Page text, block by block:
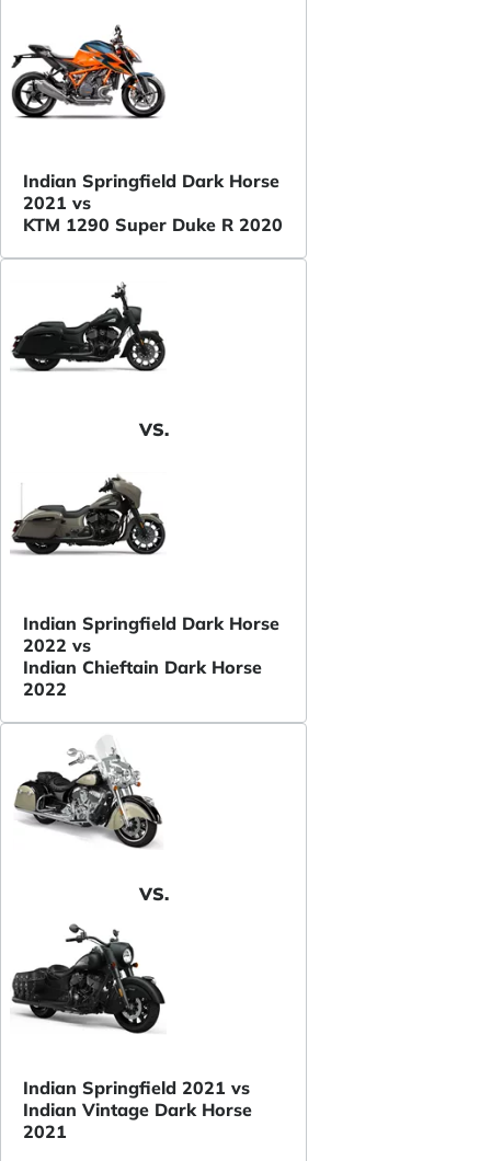
Indian Springfield Dark Horse
2021 vs
KTM 1290 Super Duke R 2020
VS.
Indian Springfield Dark Horse
2022 vs
Indian Chieftain Dark Horse
2022
VS.
Indian Springfield 2021 vs
Indian Vintage Dark Horse
2021